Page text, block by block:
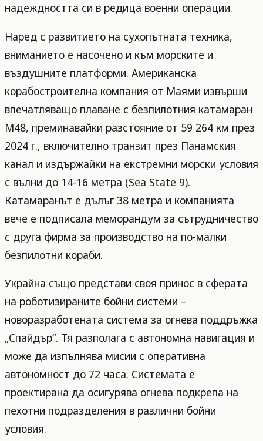
надеждността си в редица военни операции.
Наред с развитието на сухопътната техника,
вниманието е насочено и към морските и
въздушните платформи. Американска
корабостроителна компания от Маями извърши
впечатляващо плаване с безпилотния катамаран
M48, преминавайки разстояние от 59 264 км през
2024 г., включително транзит през Панамския
канал и издържайки на екстремни морски условия
с вълни до 14-16 метра (Sea State 9).
Катамаранът е дълъг 38 метра и компанията
вече е подписала меморандум за сътрудничество
с друга фирма за производство на по-малки
безпилотни кораби.
Украйна също представи своя принос в сферата
на роботизираните бойни системи –
новоразработената система за огнева поддръжка
„Спайдър“. Тя разполага с автономна навигация и
може да изпълнява мисии с оперативна
автономност до 72 часа. Системата е
проектирана да осигурява огнева подкрепа на
пехотни подразделения в различни бойни
условия.